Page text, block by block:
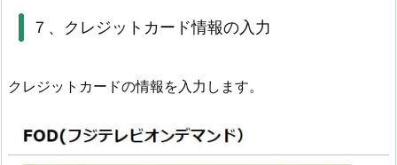
７、クレジットカード情報の入力
クレジットカードの情報を入力します。